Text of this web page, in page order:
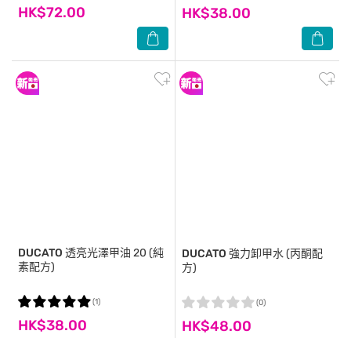
HK$72.00 HK$38.00
DUCATO 透亮光澤甲油 20 (純
素配方)
HK$38.00
(1)
DUCATO 強力卸甲水 (丙酮配
方)
HK$48.00
(0)